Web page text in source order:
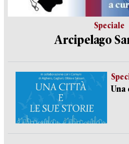
Speciale
Arcipelago
Una